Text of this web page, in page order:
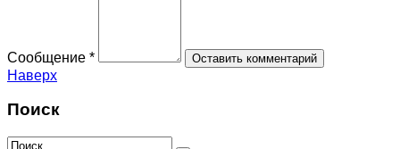
Сообщение *
Наверх
Поиск